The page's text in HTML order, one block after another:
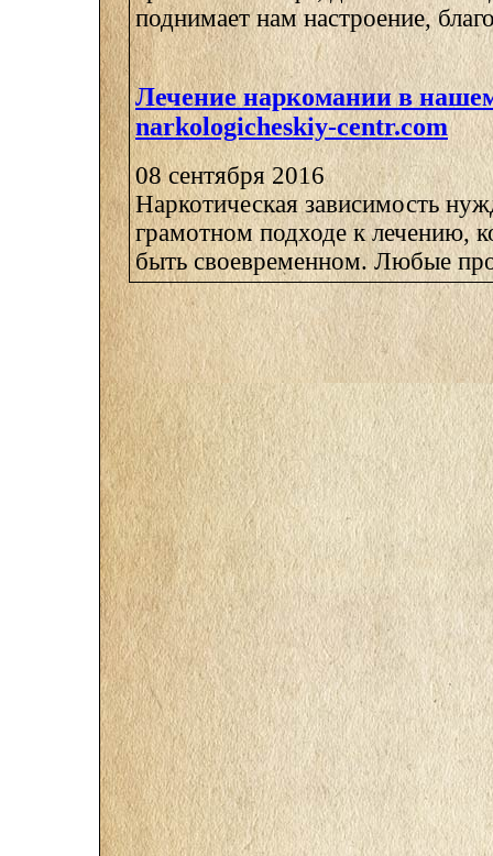
поднимает нам настроение,
Лечение наркомании в
narkologicheskiy-centr.com
08 сентября 2016
Наркотическая зависимость
грамотном подходе к лечению,
быть своевременном. Любые